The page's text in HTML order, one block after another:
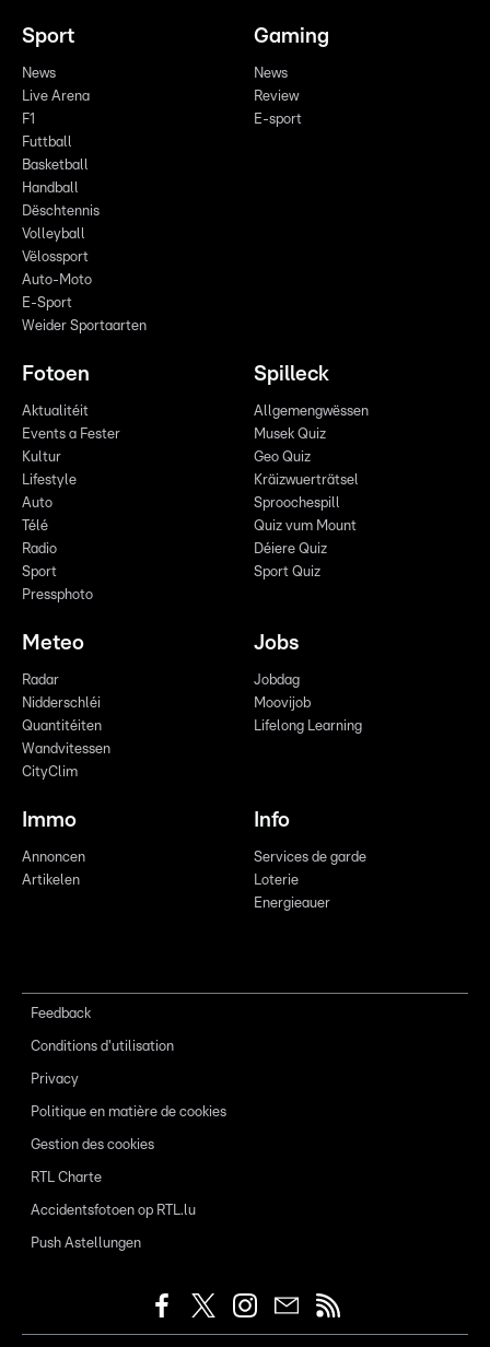
Sport
News
Live Arena
F1
Futtball
Basketball
Handball
Dëschtennis
Volleyball
Vëlossport
Auto-Moto
E-Sport
Weider Sportaarten
Gaming
News
Review
E-sport
Fotoen
Aktualitéit
Events a Fester
Kultur
Lifestyle
Auto
Télé
Radio
Sport
Pressphoto
Spilleck
Allgemengwëssen
Musek Quiz
Geo Quiz
Kräizwuerträtsel
Sproochespill
Quiz vum Mount
Déiere Quiz
Sport Quiz
Meteo
Radar
Nidderschléi
Quantitéiten
Wandvitessen
CityClim
Jobs
Jobdag
Moovijob
Lifelong Learning
Immo
Annoncen
Artikelen
Info
Services de garde
Loterie
Energieauer
Feedback
Conditions d'utilisation
Privacy
Politique en matière de cookies
Gestion des cookies
RTL Charte
Accidentsfotoen op RTL.lu
Push Astellungen